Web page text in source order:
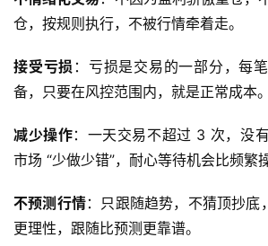
货
恒
指
货
货
入
仓，按规则执行，不被行情牵着走。
接受亏损 ：亏损是交易的一部分，每
备，只要在风控范围内，就是正常成本。
减少操作：一天交易不超过 3 次，没
市场 “少做少错”，耐心等待机会比频繁
不预测行情：只跟随趋势，不猜顶抄
更理性，跟随比预测更靠谱。